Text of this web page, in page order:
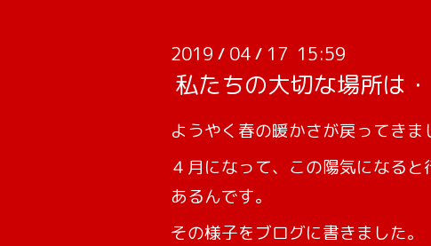
2019 / 04 / 17 15:59
私たちの大切な場所は
ようやく春の暖かさが戻ってきま
４月になって、この陽気になる
あるんです。
その様子をブログに書きました。